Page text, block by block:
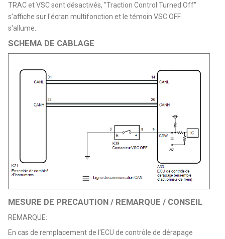
TRAC et VSC sont désactivés, "Traction Control Turned Off"
s'affiche sur l'écran multifonction et le témoin VSC OFF
s'allume.
SCHEMA DE CABLAGE
MESURE DE PRECAUTION / REMARQUE / CONSEIL
REMARQUE:
En cas de remplacement de l'ECU de contrôle de dérapage